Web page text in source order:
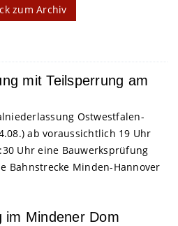
zum Archiv
mit Teilsperrung am
Ostwestfalen-
ab voraussichtlich 19 Uhr
Uhr eine Bauwerksprüfung
Bahnstrecke Minden-Hannover
im Mindener Dom